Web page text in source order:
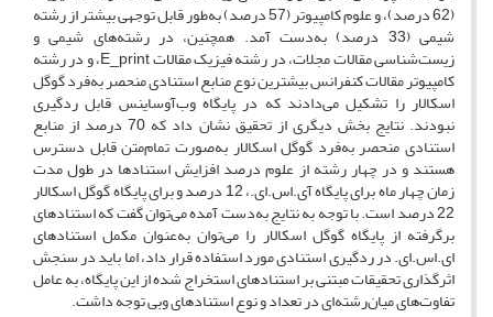
(62 درصد)، و علوم کامپیوتر (57 درصد) به‌طور قابل توجهی بیشتر از رشته
شیمی (33 درصد) به‌دست آمد. همچنین، در رشته‌های شیمی و
زیست‌شناسی مقالات مجلات، در رشته فیزیک مقالات E_print، و در رشته
کامپیوتر مقالات کنفرانس بیشترین نوع منابع استنادی منحصر به‌فرد گوگل
اسکالار را تشکیل می‌دادند که در پایگاه وب‌آو‌ساینس قابل ردگیری
نبودند. نتایج بخش دیگری از تحقیق نشان داد که 70 درصد از منابع
استنادی منحصر به‌فرد گوگل اسکالار به‌صورت تمام‌متن قابل دسترس
هستند و در چهار رشته از علوم درصد افزایش استنادها در طول مدت
زمان چهار ماه برای پایگاه آی.اس.ای.، 12 درصد و برای پایگاه گوگل اسکالار
22 درصد است. با توجه به نتایج به‌دست آمده می‌توان گفت که استنادهای
برگرفته از پایگاه گوگل اسکالار را می‌توان به‌عنوان مکمل استنادهای
ای.اس.ای. در ردگیری استنادی مورد استفاده قرار داد، اما باید در سنجش
اثرگذاری تحقیقات مبتنی بر استنادهای استخراج شده از این پایگاه، به عامل
تفاوت‌های میان‌رشته‌ای در تعداد و نوع استنادهای وبی توجه داشت.